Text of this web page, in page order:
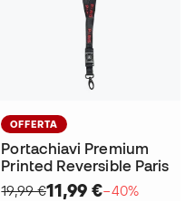
OFFERTA
Portachiavi Premium
Printed Reversible Paris
19,99 €11,99 €−40%